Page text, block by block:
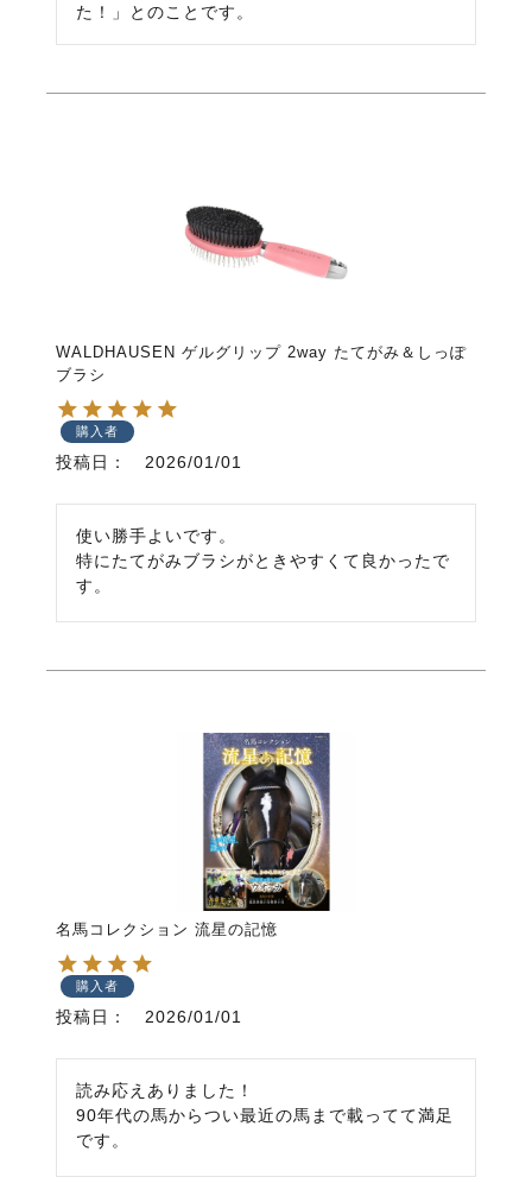
た！」とのことです。
WALDHAUSEN ゲルグリップ 2way たてがみ＆しっぽ
ブラシ
購入者
投稿日 2026/01/01
使い勝手よいです。
特にたてがみブラシがときやすくて良かったで
す。
名馬コレクション 流星の記憶
購入者
投稿日 2026/01/01
読み応えありました！
90年代の馬からつい最近の馬まで載ってて満足
です。